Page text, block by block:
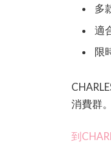
多
適
限
消費群
到